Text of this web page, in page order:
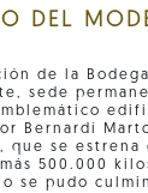
DEL
de la
sede
Bernardí
que se estrena
500.000
se pudo